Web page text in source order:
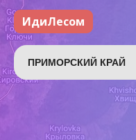
ИдиЛесом
ПРИМОРСКИЙ КРАЙ